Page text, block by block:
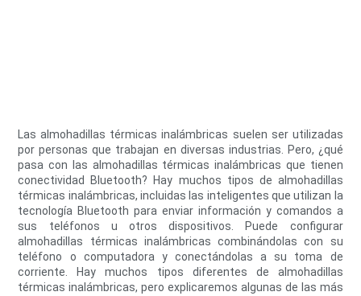
Las almohadillas térmicas inalámbricas suelen ser utilizadas
por personas que trabajan en diversas industrias. Pero, ¿qué
pasa con las almohadillas térmicas inalámbricas que tienen
conectividad Bluetooth? Hay muchos tipos de almohadillas
térmicas inalámbricas, incluidas las inteligentes que utilizan la
tecnología Bluetooth para enviar información y comandos a
sus teléfonos u otros dispositivos. Puede configurar
almohadillas térmicas inalámbricas combinándolas con su
teléfono o computadora y conectándolas a su toma de
corriente. Hay muchos tipos diferentes de almohadillas
térmicas inalámbricas, pero explicaremos algunas de las más